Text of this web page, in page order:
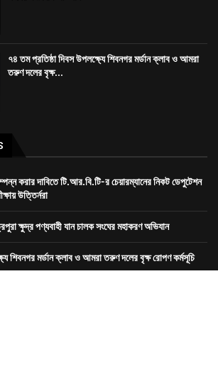
করার দাবিতে টি.আর.বি.টি-র চেয়ারম্যানের নিকট ডেপুটেশন
ক্ষুদ্র পণ্যবাহী যান চালক সংঘের মহাকরণ অভিযান
শিবনগর মর্ডান ক্লাব ও আমরা তরুণ দলের বৃক্ষ রোপণ কর্মসূচি
GORILLA TECH SOLUTION
জেলা খেলা দেশ বিদেশ
বিনোদন
About connect Bengali